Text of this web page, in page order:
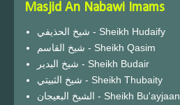
Masjid An Nabawi Imams
شيخ الحذيفي - Sheikh Hudaify
شيخ القاسم - Sheikh Qasim
شيخ البدير - Sheikh Budair
شيخ الثبيتي - Sheikh Thubaity
الشيخ البعيجان - Sheikh Bu'ayjaan